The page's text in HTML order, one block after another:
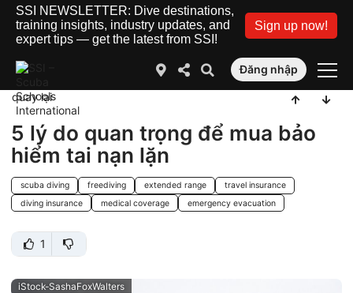
SSI NEWSLETTER: Dive destinations,
training insights, industry updates, and
expert tips — get the latest from SSI!
Sign up now!
Đăng nhập
quay lại
5 lý do quan trọng để mua bảo
hiểm tai nạn lặn
scuba diving freediving extended range
travel insurance
diving insurance
medical coverage emergency evacuation
1
iStock-SashaFoxWalters